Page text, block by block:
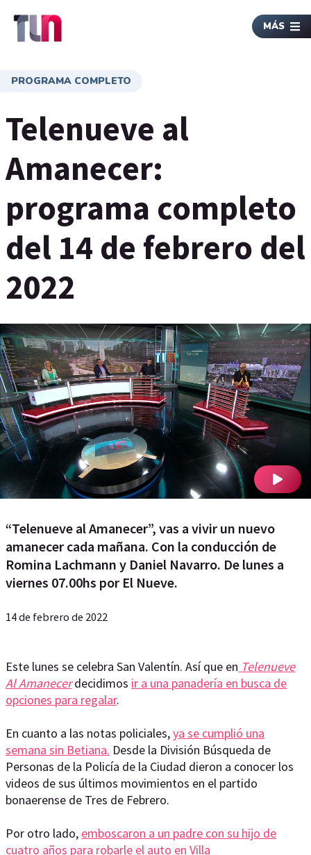
MÁS
PROGRAMA COMPLETO
Telenueve al
Amanecer:
programa completo
del 14 de febrero del
2022
“Telenueve al Amanecer”, vas a vivir un nuevo
amanecer cada mañana. Con la conducción de
Romina Lachmann y Daniel Navarro. De lunes a
viernes 07.00hs por El Nueve.
14 de febrero de 2022
Este lunes se celebra San Valentín. Así que en Telenueve
Al Amanecerdecidimos ir a una panadería en busca de
opciones para regalar.
En cuanto a las notas policiales,ya se cumplió una
semana sin Betiana. Desde la División Búsqueda de
Personas de la Policía de la Ciudad dieron a conocer los
videos de sus últimos movimientos en el partido
bonaerense de Tres de Febrero.
Por otro lado, emboscaron a un padre con su hijo de
cuatro años para robarle el auto en Villa